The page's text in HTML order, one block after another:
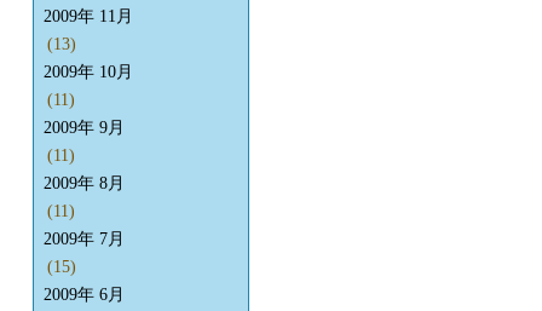
2009年 11月
(13)
2009年 10月
(11)
2009年 9月
(11)
2009年 8月
(11)
2009年 7月
(15)
2009年 6月